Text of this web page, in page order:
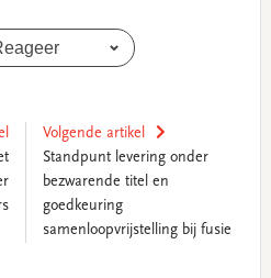
Volgende artikel
Standpunt levering onder
bezwarende titel en
goedkeuring
samenloopvrijstelling bij fusie